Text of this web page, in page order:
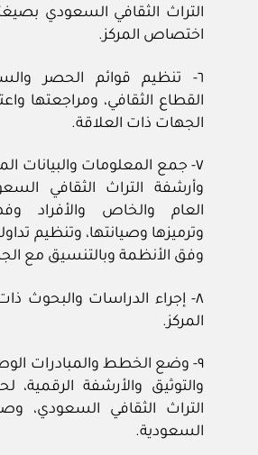
التراث الثقافي السعودي
اختصاص المركز.
٦- تنظيم قوائم الحصر
القطاع الثقافي، ومراجعتها
الجهات ذات العلاقة.
٧- جمع المعلومات والبيانات
وأرشفة التراث الثقافي
العام والخاص والأفراد
وترميزها وصيانتها، وتنظيم
وفق الأنظمة وبالتنسيق مع
٨- إجراء الدراسات والبحوث
المركز.
٩- وضع الخطط والمبادرات
والتوثيق والأرشفة
التراث الثقافي السعودي،
السعودية.